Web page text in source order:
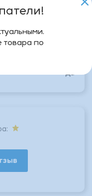
Да
товара по